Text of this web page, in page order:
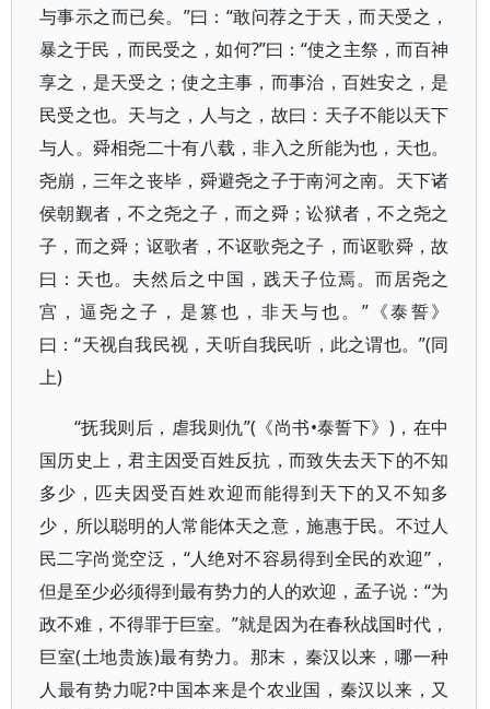
与事示之而已矣。”曰：“敢问荐之于天，而天受之，
暴之于民，而民受之，如何?”曰：“使之主祭，而百神
享之，是天受之；使之主事，而事治，百姓安之，是
民受之也。天与之，人与之，故曰：天子不能以天下
与人。舜相尧二十有八载，非入之所能为也，天也。
尧崩，三年之丧毕，舜避尧之子于南河之南。天下诸
侯朝觐者，不之尧之子，而之舜；讼狱者，不之尧之
子，而之舜；讴歌者，不讴歌尧之子，而讴歌舜，故
曰：天也。夫然后之中国，践天子位焉。而居尧之
宫，逼尧之子，是篡也，非天与也。”《泰誓》
曰：“天视自我民视，天听自我民听，此之谓也。”(同
上)
“抚我则后，虐我则仇”(《尚书•泰誓下》)，在中
国历史上，君主因受百姓反抗，而致失去天下的不知
多少，匹夫因受百姓欢迎而能得到天下的又不知多
少，所以聪明的人常能体天之意，施惠于民。不过人
民二字尚觉空泛，“人绝对不容易得到全民的欢迎”，
但是至少必须得到最有势力的人的欢迎，孟子说：“为
政不难，不得罪于巨室。”就是因为在春秋战国时代，
巨室(土地贵族)最有势力。那末，秦汉以来，哪一种
人最有势力呢?中国本来是个农业国，秦汉以来，又